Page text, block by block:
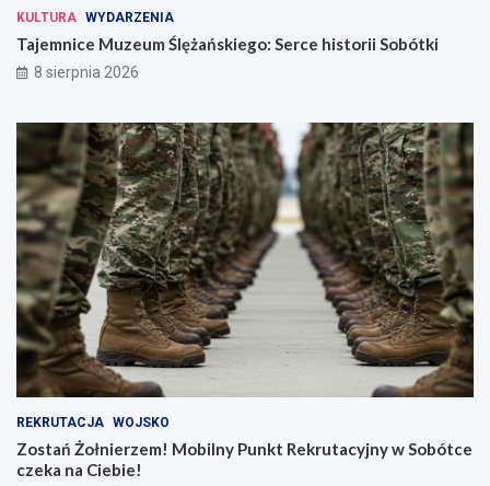
KULTURA WYDARZENIA
Tajemnice Muzeum Ślężańskiego: Serce historii Sobótki
8 sierpnia 2026
REKRUTACJA WOJSKO
Zostań Żołnierzem! Mobilny Punkt Rekrutacyjny w Sobótce
czeka na Ciebie!